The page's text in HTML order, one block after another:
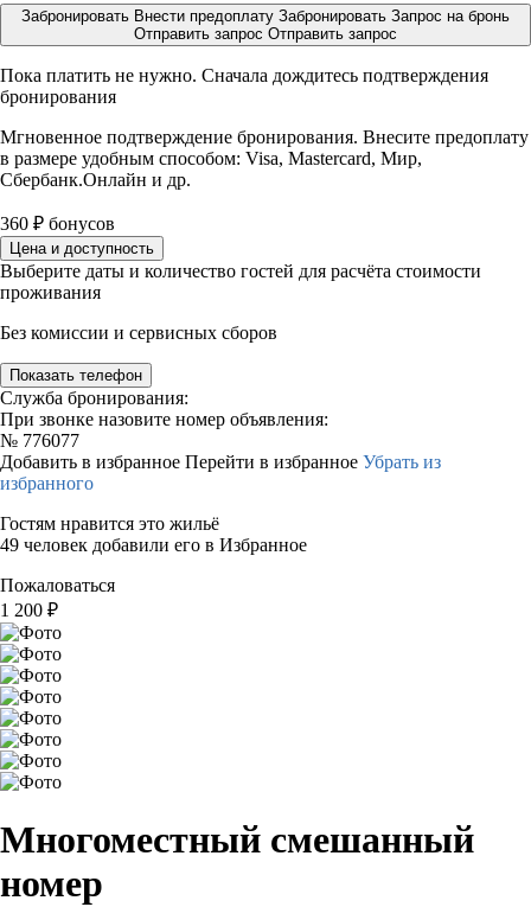
Забронировать Внести предоплату Забронировать Запрос на бронь
Отправить запрос Отправить запрос
Пока платить не нужно. Сначала дождитесь подтверждения
бронирования
Мгновенное подтверждение бронирования. Внесите предоплату
в размере удобным способом: Visa, Mastercard, Мир,
Сбербанк.Онлайн и др.
360 ₽ бонусов
Цена и доступность
Выберите даты и количество гостей для расчёта стоимости
проживания
Без комиссии и сервисных сборов
Показать телефон
Служба бронирования:
При звонке назовите номер объявления:
№ 776077
Добавить в избранное Перейти в избранное Убрать из
избранного
Гостям нравится это жильё
49 человек добавили его в Избранное
Пожаловаться
1 200 ₽
Многоместный смешанный
номер